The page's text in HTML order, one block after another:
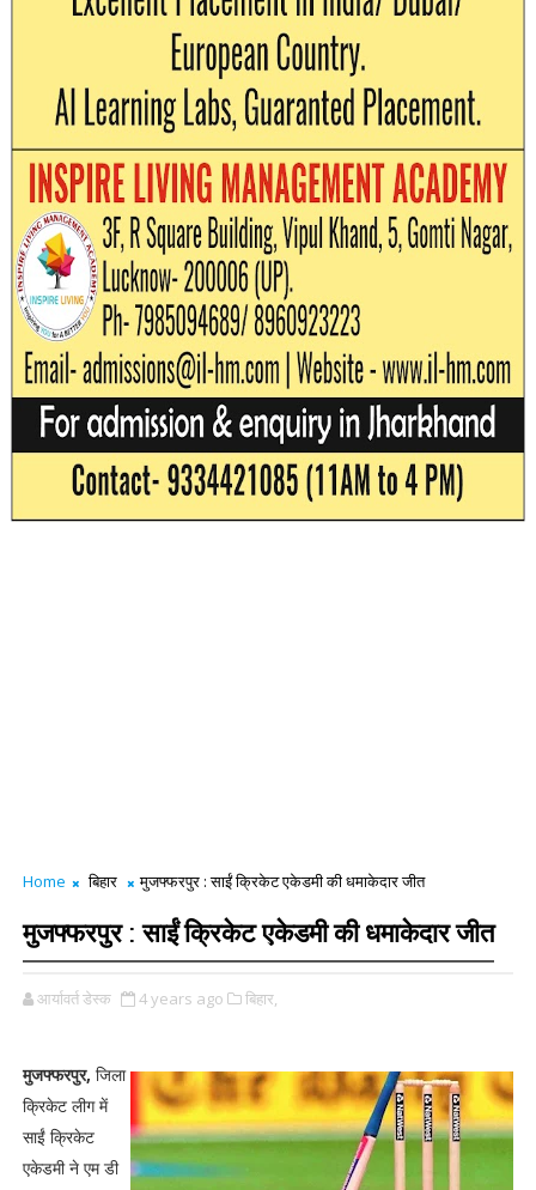
Home बिहार मुजफ्फरपुर : साईं क्रिकेट एकेडमी की धमाकेदार जीत
मुजफ्फरपुर : साईं क्रिकेट एकेडमी की धमाकेदार जीत
आर्यावर्त डेस्क 4 years ago बिहार,
मुजफ्फरपुर, जिला
क्रिकेट लीग में
साईं क्रिकेट
एकेडमी ने एम डी